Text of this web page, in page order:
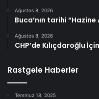
Ağustos 8, 2026
Buca’nın tarihi “Hazine
Ağustos 8, 2026
CHP’de Kılıçdaroğlu
Rastgele Haberler
Temmuz 18, 2025